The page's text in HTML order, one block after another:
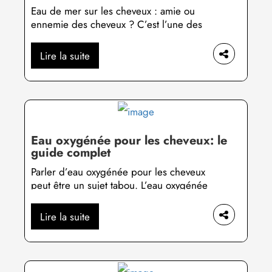
Eau de mer sur les cheveux : amie ou
ennemie des cheveux ? C’est l’une des
moteurs de recherche lorsque les beaux
jours s’installent. En fait, la plupart des
gens s’intéressent aux effets de l’eau de
de partir en vacances à la […]
Lire la suite
Eau oxygénée pour les cheveux: le
guide complet
Parler d’eau oxygénée pour les cheveux
peut être un sujet tabou. L’eau oxygénée
agressive pour le cheveu et le cuir
chevelu. Toutefois, elle est très efficace
pour éclaircir ou blondir ses cheveux en
qui séduit de nombreuses personnes,
Lire la suite